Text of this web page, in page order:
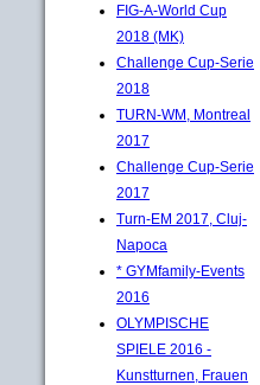
FIG-A-World Cup
2018 (MK)
Challenge Cup-Serie
2018
TURN-WM, Montreal
2017
Challenge Cup-Serie
2017
Turn-EM 2017, Cluj-
Napoca
* GYMfamily-Events
2016
OLYMPISCHE
SPIELE 2016 -
Kunstturnen, Frauen